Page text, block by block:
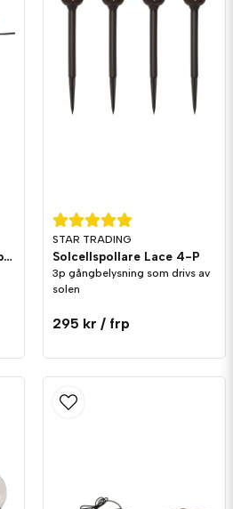
Skicka fråga
Solcellsljusslinga Mini-Spotlight
STAR TRADING
Solcellspollare Lace 4-P
3p gångbelysning som drivs av
solen
295 kr / frp